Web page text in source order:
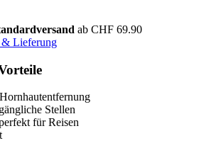
ab CHF 69.90
& Lieferung
Stellen
für Reisen